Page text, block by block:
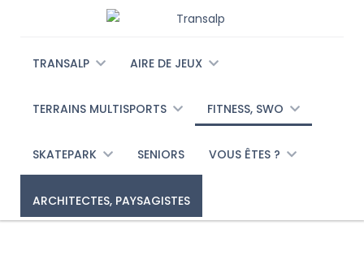
TRANSALP AIRE DE JEUX
TERRAINS MULTISPORTS FITNESS, SWO
SKATEPARK SENIORS VOUS ÊTES ?
ARCHITECTES, PAYSAGISTES